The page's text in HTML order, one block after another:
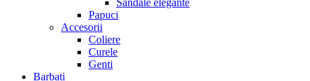
Sandale elegante
Papuci
Accesorii
Coliere
Curele
Genti
Barbati